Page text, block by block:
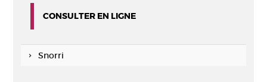
CONSULTER EN LIGNE
Snorri